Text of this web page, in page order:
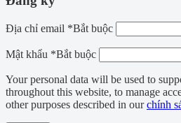
Địa chỉ email *Bắt buộc
Mật khẩu *Bắt buộc
Your personal data will be used to
throughout this website, to manage
other purposes described in ourchính